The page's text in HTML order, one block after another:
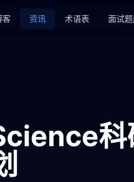
客 资讯 术语表 面试
科